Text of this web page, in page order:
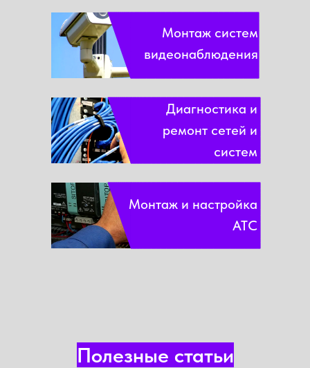
Монтаж систем
видеонаблюдения
Диагностика и
ремонт сетей и
систем
Монтаж и настройка
АТС
Полезные статьи